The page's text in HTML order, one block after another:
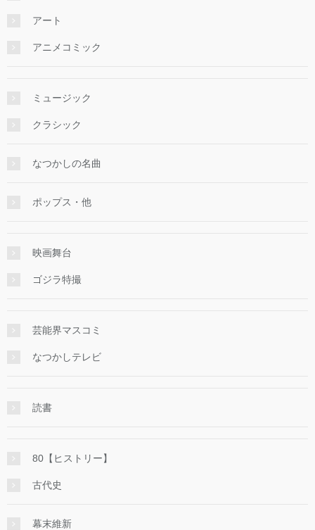
アート
アニメコミック
ミュージック
クラシック
なつかしの名曲
ポップス・他
映画舞台
ゴジラ特撮
芸能界マスコミ
なつかしテレビ
読書
80【ヒストリー】
古代史
幕末維新